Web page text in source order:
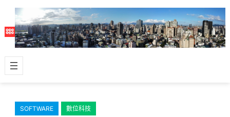
主
容
SOFTWARE 數位科技